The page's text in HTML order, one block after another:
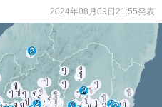
2024年08月09日21:55発表